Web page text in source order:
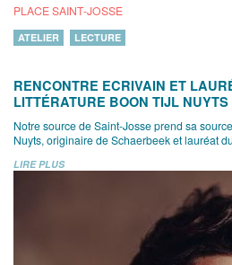
PLACE SAINT-JOSSE
ATELIER LECTURE
RENCONTRE ECRIVAIN ET
LITTÉRATURE BOON TIJL
Notre source de Saint-Josse prend sa
Nuyts, originaire de Schaerbeek et lauréat
LIRE PLUS